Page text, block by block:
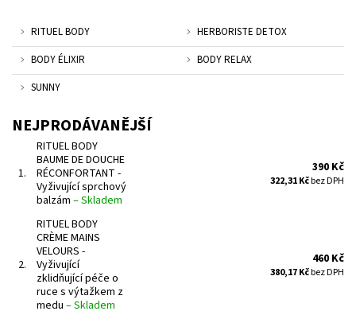
RITUEL BODY
HERBORISTE DETOX
BODY ÉLIXIR
BODY RELAX
SUNNY
NEJPRODÁVANĚJŠÍ
1.
RITUEL BODY
BAUME DE DOUCHE
RÉCONFORTANT -
Vyživující sprchový
balzám –Skladem
390 Kč
322,31 Kčbez DPH
2.
RITUEL BODY
CRÈME MAINS
VELOURS -
Vyživující
zklidňující péče o
ruce s výtažkem z
medu –Skladem
460 Kč
380,17 Kčbez DPH